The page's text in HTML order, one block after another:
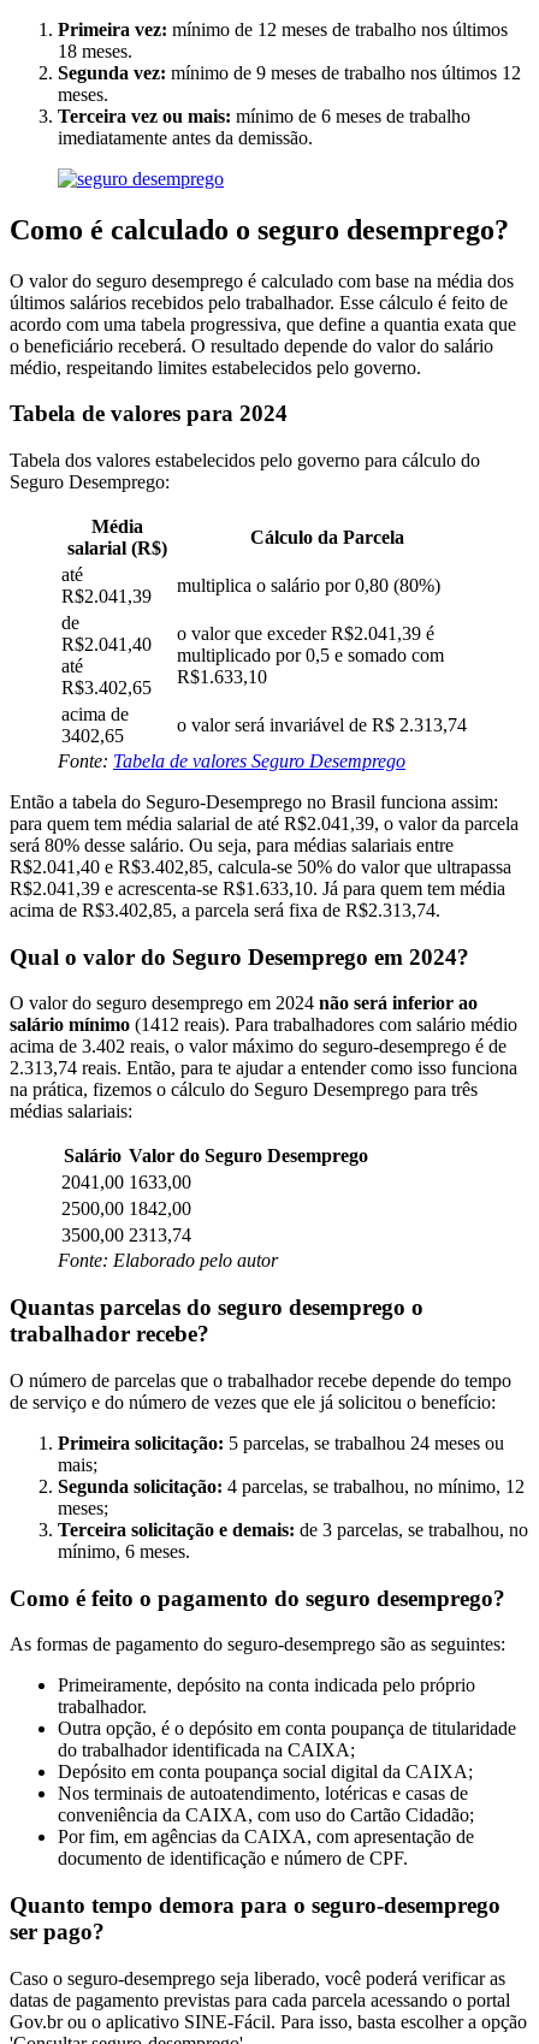
Primeira vez: mínimo de 12 meses de trabalho nos últimos
18 meses.
Segunda vez: mínimo de 9 meses de trabalho nos últimos 12
meses.
Terceira vez ou mais: mínimo de 6 meses de trabalho
imediatamente antes da demissão.
Como é calculado o seguro desemprego?
O valor do seguro desemprego é calculado com base na média dos
últimos salários recebidos pelo trabalhador. Esse cálculo é feito de
acordo com uma tabela progressiva, que define a quantia exata que
o beneficiário receberá. O resultado depende do valor do salário
médio, respeitando limites estabelecidos pelo governo.
Tabela de valores para 2024
Tabela dos valores estabelecidos pelo governo para cálculo do
Seguro Desemprego:
Média
salarial (R$)
Cálculo da Parcela
até
R$2.041,39
multiplica o salário por 0,80 (80%)
de
R$2.041,40
até
R$3.402,65
o valor que exceder R$2.041,39 é
multiplicado por 0,5 e somado com
R$1.633,10
acima de
3402,65
o valor será invariável de R$ 2.313,74
Fonte: Tabela de valores Seguro Desemprego
Então a tabela do Seguro-Desemprego no Brasil funciona assim:
para quem tem média salarial de até R$2.041,39, o valor da parcela
será 80% desse salário. Ou seja, para médias salariais entre
R$2.041,40 e R$3.402,85, calcula-se 50% do valor que ultrapassa
R$2.041,39 e acrescenta-se R$1.633,10. Já para quem tem média
acima de R$3.402,85, a parcela será fixa de R$2.313,74.
Qual o valor do Seguro Desemprego em 2024?
O valor do seguro desemprego em 2024 não será inferior ao
salário mínimo (1412 reais). Para trabalhadores com salário médio
acima de 3.402 reais, o valor máximo do seguro-desemprego é de
2.313,74 reais. Então, para te ajudar a entender como isso funciona
na prática, fizemos o cálculo do Seguro Desemprego para três
médias salariais:
Salário Valor do Seguro Desemprego
2041,00 1633,00
2500,00 1842,00
3500,00 2313,74
Fonte: Elaborado pelo autor
Quantas parcelas do seguro desemprego o
trabalhador recebe?
O número de parcelas que o trabalhador recebe depende do tempo
de serviço e do número de vezes que ele já solicitou o benefício:
Primeira solicitação: 5 parcelas, se trabalhou 24 meses ou
mais;
Segunda solicitação: 4 parcelas, se trabalhou, no mínimo, 12
meses;
Terceira solicitação e demais: de 3 parcelas, se trabalhou, no
mínimo, 6 meses.
Como é feito o pagamento do seguro desemprego?
As formas de pagamento do seguro-desemprego são as seguintes:
Primeiramente, depósito na conta indicada pelo próprio
trabalhador.
Outra opção, é o depósito em conta poupança de titularidade
do trabalhador identificada na CAIXA;
Depósito em conta poupança social digital da CAIXA;
Nos terminais de autoatendimento, lotéricas e casas de
conveniência da CAIXA, com uso do Cartão Cidadão;
Por fim, em agências da CAIXA, com apresentação de
documento de identificação e número de CPF.
Quanto tempo demora para o seguro-desemprego
ser pago?
Caso o seguro-desemprego seja liberado, você poderá verificar as
datas de pagamento previstas para cada parcela acessando o portal
Gov.br ou o aplicativo SINE-Fácil. Para isso, basta escolher a opção